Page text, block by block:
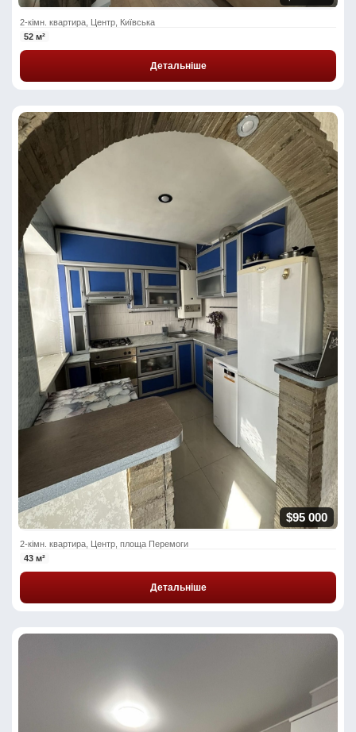
2-кімн. квартира, Центр, Київська
52 м²
Детальніше
$95 000
2-кімн. квартира, Центр, площа Перемоги
43 м²
Детальніше